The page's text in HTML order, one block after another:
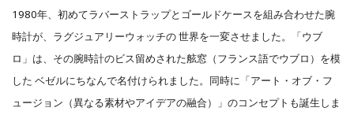
1980年、初めてラバーストラップとゴールドケースを組み合わせた腕
時計が、ラグジュアリーウォッチの 世界を一変させました。「ウブ
ロ」は、その腕時計のビス留めされた舷窓（フランス語でウブロ）を模
した ベゼルにちなんで名付けられました。同時に「アート・オブ・フ
ュージョン（異なる素材やアイデアの融合）」のコンセプトも誕生しま